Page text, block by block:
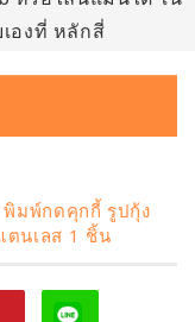
องที่ หลักสี่
พิมพ์กดคุกกี้ รูปกุ้ง
ตนเลส 1 ชิ้น